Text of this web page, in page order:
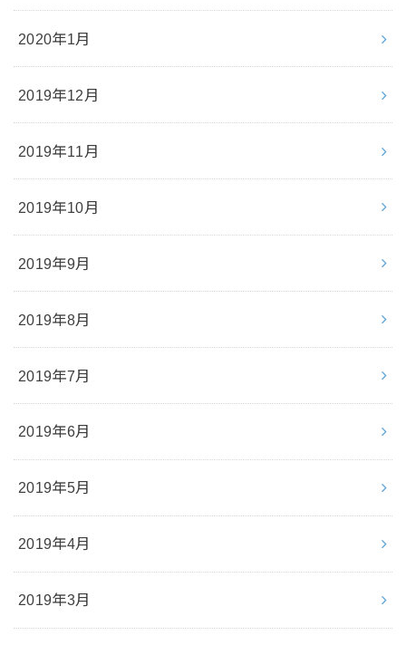
2020年1月
2019年12月
2019年11月
2019年10月
2019年9月
2019年8月
2019年7月
2019年6月
2019年5月
2019年4月
2019年3月